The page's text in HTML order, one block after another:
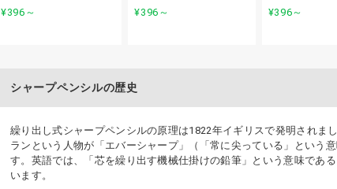
¥396 ～ ¥396 ～ ¥396～
シャープペンシルの歴史
繰り出し式シャープペンシルの原理は1822年イギリスで発明されま
ランという人物が「エバーシャープ」（「常に尖っている」という
す。英語では、「芯を繰り出す機械仕掛けの鉛筆」という意味であ
います。